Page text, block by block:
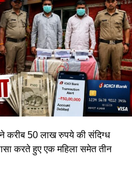
करीब 50 लाख रुपये की संदिग्ध
करते हुए एक महिला समेत तीन